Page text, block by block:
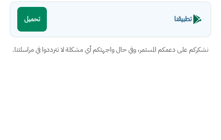
تطبيقنا تحميل
نشكركم على دعمكم المستمر، وفي حال واجهتكم أي مشكلة لا تترددوا في مراسلتنا.